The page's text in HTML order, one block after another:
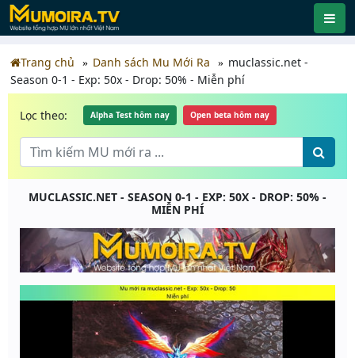
Trang chủ Danh sách Mu Mới Ra
muclassic.net -
Season 0-1 - Exp: 50x - Drop: 50% - Miễn phí
Lọc theo: Alpha Test hôm nay Open beta hôm nay
MUCLASSIC.NET - SEASON 0-1 - EXP: 50X - DROP: 50% -
MIỄN PHÍ